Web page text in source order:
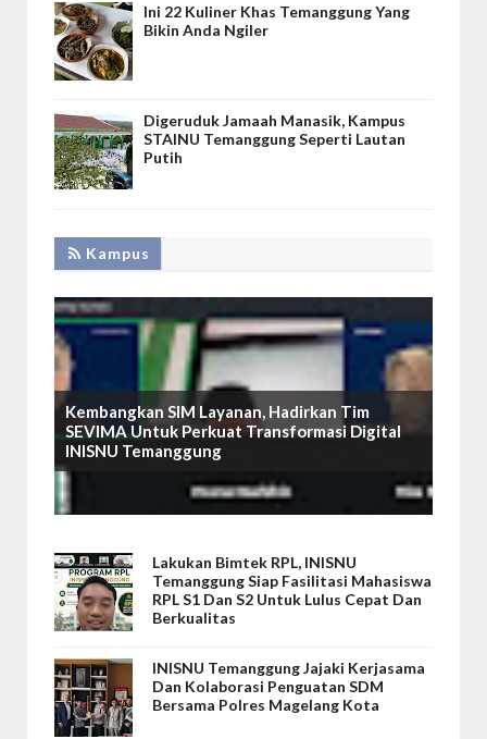
Ini 22 Kuliner Khas Temanggung Yang
Bikin Anda Ngiler
Digeruduk Jamaah Manasik, Kampus
STAINU Temanggung Seperti Lautan
Putih
Kampus
Kembangkan SIM Layanan, Hadirkan Tim
SEVIMA Untuk Perkuat Transformasi Digital
INISNU Temanggung
Lakukan Bimtek RPL, INISNU
Temanggung Siap Fasilitasi Mahasiswa
RPL S1 Dan S2 Untuk Lulus Cepat Dan
Berkualitas
INISNU Temanggung Jajaki Kerjasama
Dan Kolaborasi Penguatan SDM
Bersama Polres Magelang Kota